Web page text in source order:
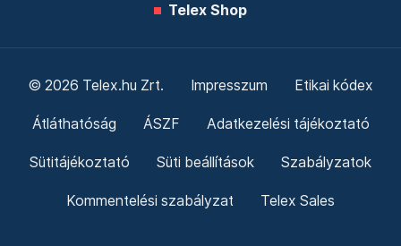
Telex Shop
© 2026 Telex.hu Zrt. Impresszum Etikai kódex
Átláthatóság ÁSZF Adatkezelési tájékoztató
Sütitájékoztató Süti beállítások Szabályzatok
Kommentelési szabályzat Telex Sales